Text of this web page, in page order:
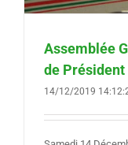
Assemblée
de Président
14/12/2019